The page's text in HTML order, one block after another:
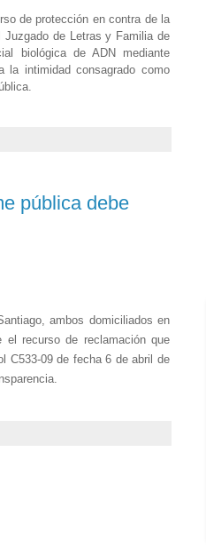
de protección en contra de la
Juzgado de Letras y Familia de
biológica de ADN mediante
la intimidad consagrado como
pública debe
ambos domiciliados en
el recurso de reclamación que
C533-09 de fecha 6 de abril de